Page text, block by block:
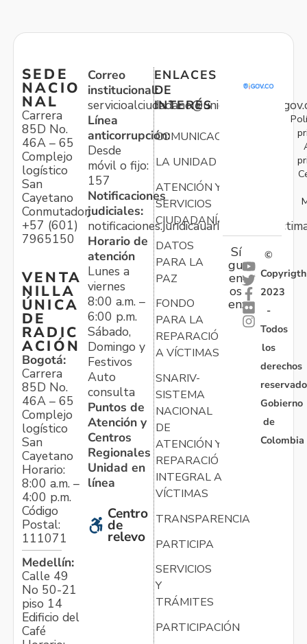
SEDE
NACIO
NAL
Carrera
85D No.
46A – 65
Complejo
logístico
San
Cayetano
Conmutador:
+57 (601)
7965150
VENTA
NILLA
ÚNICA
DE
RADIC
ACIÓN
Bogotá:
Carrera
85D No.
46A – 65
Complejo
logístico
San
Cayetano
Horario:
8:00 a.m. –
4:00 p.m.
Código
Postal:
111071
Medellín:
Calle 49
No 50-21
piso 14
Edificio del
Café
Correo
institucional:
Línea
anticorrupción:
Desde
móvil o fijo:
157
Notificaciones
judiciales:
Horario de
atención
Lunes a
viernes
8:00 a.m. –
6:00 p.m.
Sábado,
Domingo y
Festivos
Auto
consulta
Puntos de
Atención y
Centros
Regionales
Unidad en
línea
Centro
de
relevo
ENLACES
DE
INTERÉS
COMUNICACIONES
LA UNIDAD
ATENCIÓN Y
SERVICIOS
CIUDADANÍA
DATOS
PARA LA
PAZ
FONDO
PARA LA
REPARACIÓN
A VÍCTIMAS
SNARIV-
SISTEMA
NACIONAL
DE
ATENCIÓN Y
REPARACIÓN
INTEGRAL A
VÍCTIMAS
TRANSPARENCIA
PARTICIPA
SERVICIOS
Y
TRÁMITES
PARTICIPACIÓN
Sí
gu
en
os
en:
©
Copyrigth
2023
-
Todos
los
derechos
Gobierno
de
Colombia